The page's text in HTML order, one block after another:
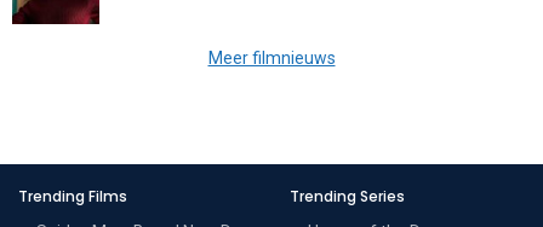
Meer filmnieuws
Trending Films Trending Series